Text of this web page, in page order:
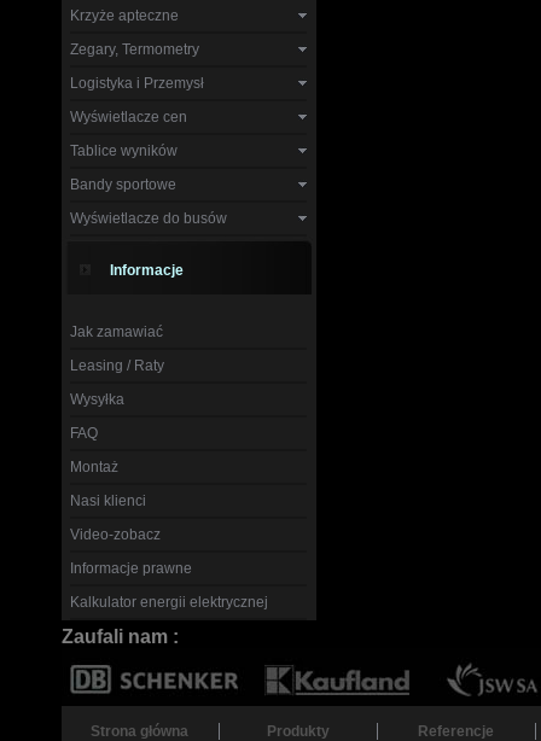
Krzyże apteczne
Zegary, Termometry
Logistyka i Przemysł
Wyświetlacze cen
Tablice wyników
Bandy sportowe
Wyświetlacze do busów
Informacje
Jak zamawiać
Leasing / Raty
Wysyłka
FAQ
Montaż
Nasi klienci
Video-zobacz
Informacje prawne
Kalkulator energii elektrycznej
Zaufali nam :
Strona główna Produkty Referencje